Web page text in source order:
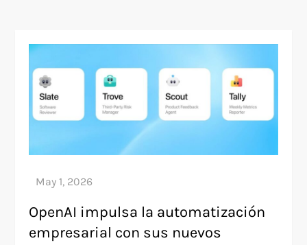
OpenAI impulsa la automatización
empresarial con sus nuevos